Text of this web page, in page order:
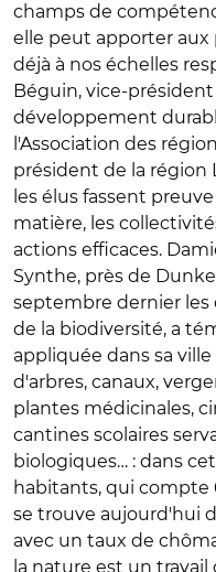
champs de
elle peut apporter
déjà à nos échelles
Béguin, vice-
développement
l'Association des
président de la région
les élus fassent
matière, les
actions efficaces.
Synthe, près de
septembre dernier les
de la biodiversité, a
appliquée dans sa
d'arbres, canaux,
plantes médicinales,
cantines scolaires
biologiques… : dans
habitants, qui compte
se trouve aujourd'hui
avec un taux de
la nature est un